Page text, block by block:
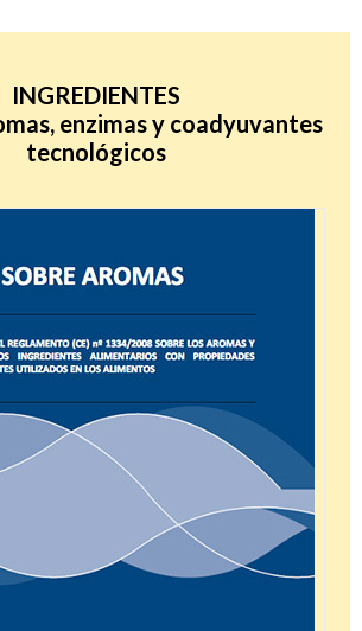
INGREDIENTES
enzimas y coadyuvantes
tecnológicos